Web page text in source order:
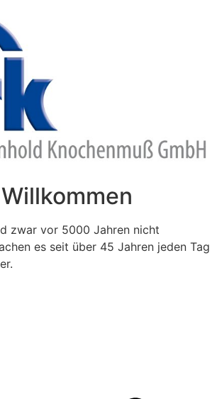
zwar vor 5000 Jahren nicht
es seit über 45 Jahren jeden Tag